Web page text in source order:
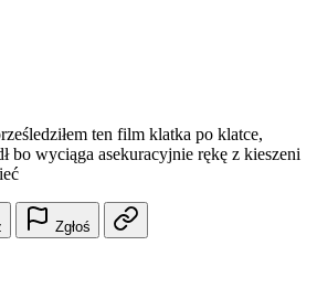
ten film klatka po klatce,
bo wyciąga asekuracyjnie rękę z kieszeni
Zgłoś